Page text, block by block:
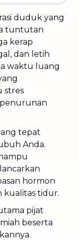
duduk yang
tuntutan
kerap
dan letih
waktu luang
stres
tepat
Anda.
hormon
kualitas tidur.
pijat
beserta